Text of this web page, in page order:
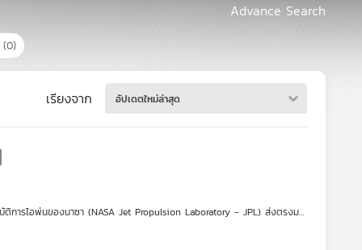
Advance Search
(0)
เรียงจาก อัปเดตใหม่ล่าสุด
รไอพ่นของนาซา (NASA Jet Propulsion Laboratory - JPL) ส่งตรงมา